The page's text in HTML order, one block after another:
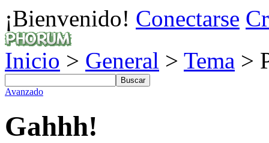
¡Bienvenido! Conectarse
Inicio > General > Tema >
Avanzado
Gahhh!